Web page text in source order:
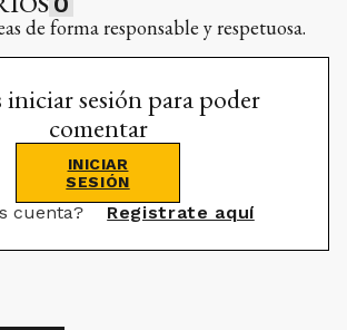
de forma responsable y respetuosa.
iniciar sesión para poder
comentar
INICIAR
SESIÓN
cuenta? Registrate aquí